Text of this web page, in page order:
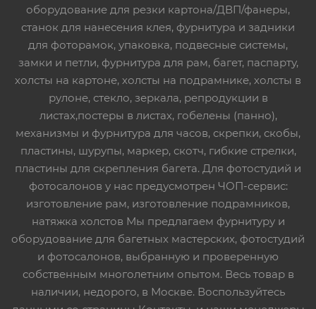
оборудование для резки картона/ДВП/фанеры,
станок для нанесения клея, фурнитура и задники
для фоторамок, упаковка, подвесные системы,
замки и петли, фурнитура для рам, багет, паспарту,
холсты на картоне, холсты на подрамнике, холсты в
рулоне, стекло, зеркала, репродукции в
листах,постеры в листах, гобелены (панно),
механизмы и фурнитура для часов, скрепки, скобы,
пластины, шурупы, маркер, скотч, гибкие стрелки,
пластины для скрепления багета. Для фотостудий и
фотосалонов у нас предусмотрен ЧОП-сервис:
изготовление рам, изготовление подрамников,
натяжка холстов Мы предлагаем фурнитуру и
оборудование для багетных мастерских, фотостудий
и фотосалонов, выбранную и проверенную
собственным многолетним опытом. Весь товар в
наличии, недорого, в Москве. Воспользуйтесь